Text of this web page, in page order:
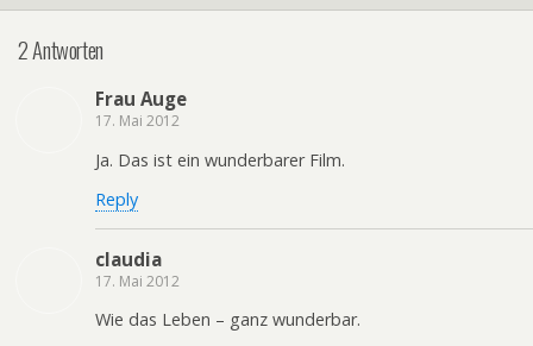
2 Antworten
Frau Auge
17. Mai 2012
Ja. Das ist ein wunderbarer Film.
Reply
claudia
17. Mai 2012
Wie das Leben – ganz wunderbar.